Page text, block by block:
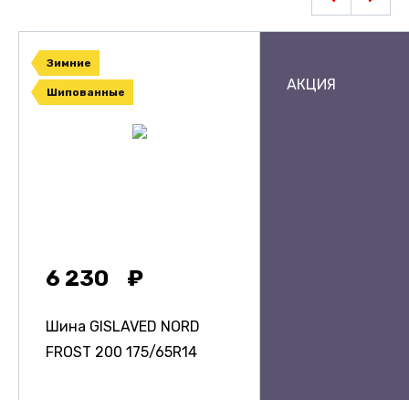
Зимние
Шипованные
6 230
Шина GISLAVED NORD
FROST 200 175/65R14
АКЦИЯ